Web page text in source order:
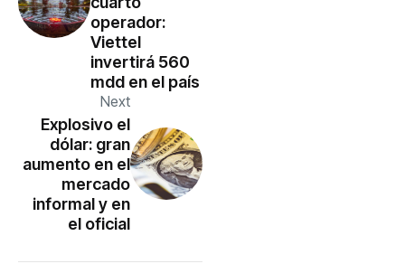
operador:
Viettel
invertirá 560
mdd en el país
Next
Explosivo el
dólar: gran
aumento en el
mercado
informal y en
el oficial